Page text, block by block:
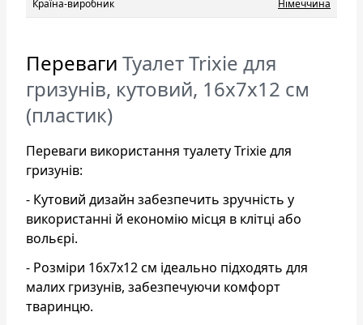
Країна-виробник Нiмеччина
Переваги Туалет Trixie для
гризунів, кутовий, 16x7x12 см
(пластик)
Переваги використання туалету Trixie для
гризунів:
- Кутовий дизайн забезпечить зручність у
використанні й економію місця в клітці або
вольєрі.
- Розміри 16x7x12 см ідеально підходять для
малих гризунів, забезпечуючи комфорт
тваринцю.